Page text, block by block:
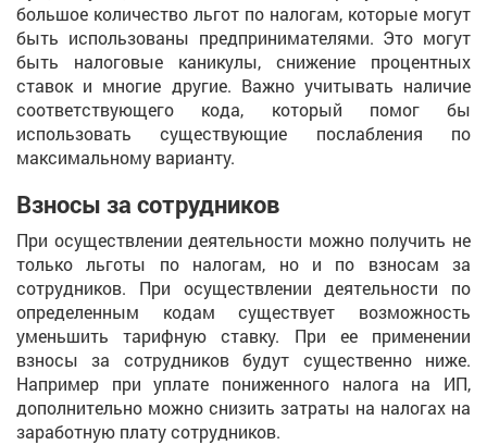
большое количество льгот по налогам, которые могут
быть использованы предпринимателями. Это могут
быть налоговые каникулы, снижение процентных
ставок и многие другие. Важно учитывать наличие
соответствующего кода, который помог бы
использовать существующие послабления по
максимальному варианту.
Взносы за сотрудников
При осуществлении деятельности можно получить не
только льготы по налогам, но и по взносам за
сотрудников. При осуществлении деятельности по
определенным кодам существует возможность
уменьшить тарифную ставку. При ее применении
взносы за сотрудников будут существенно ниже.
Например при уплате пониженного налога на ИП,
дополнительно можно снизить затраты на налогах на
заработную плату сотрудников.